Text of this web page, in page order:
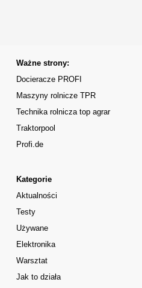
Kategorie
Aktualności
Testy
Używane
Elektronika
Warsztat
Jak to działa
Ważne strony:
Docieracze PROFI
Maszyny rolnicze TPR
Technika rolnicza top agrar
Traktorpool
Profi.de